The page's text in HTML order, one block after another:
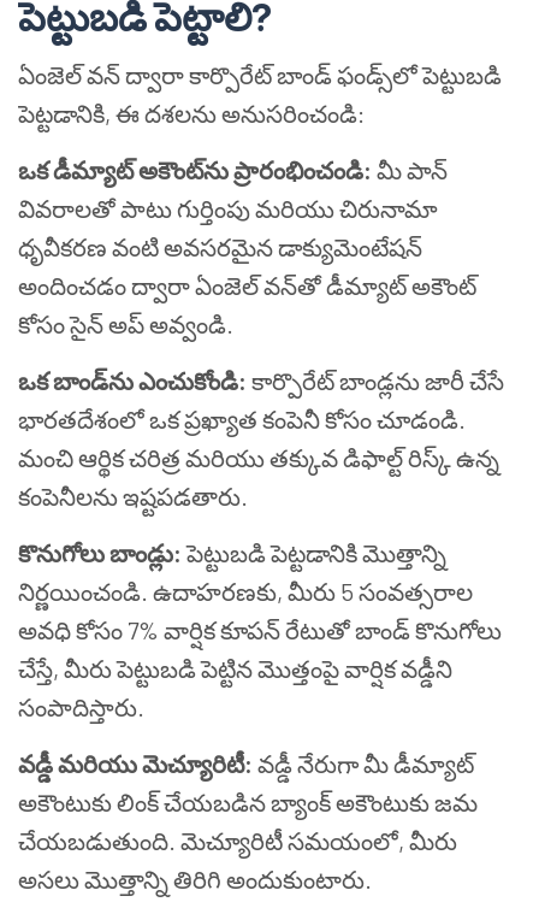
పెట్టుబడి పెట్టాలి?
ఏంజెల్ వన్ ద్వారా కార్పొరేట్ బాండ్ ఫండ్స్‌లో పెట్టుబడి
పెట్టడానికి, ఈ దశలను అనుసరించండి:
ఒక డీమ్యాట్ అకౌంట్‌ను ప్రారంభించండి: మీ పాన్
వివరాలతో పాటు గుర్తింపు మరియు చిరునామా
ధృవీకరణ వంటి అవసరమైన డాక్యుమెంటేషన్
అందించడం ద్వారా ఏంజెల్ వన్‌తో డీమ్యాట్ అకౌంట్
కోసం సైన్ అప్ అవ్వండి.
ఒక బాండ్‌ను ఎంచుకోండి: కార్పొరేట్ బాండ్లను జారీ చేసే
భారతదేశంలో ఒక ప్రఖ్యాత కంపెనీ కోసం చూడండి.
మంచి ఆర్థిక చరిత్ర మరియు తక్కువ డిఫాల్ట్ రిస్క్ ఉన్న
కంపెనీలను ఇష్టపడతారు.
కొనుగోలు బాండ్లు:పెట్టుబడి పెట్టడానికి మొత్తాన్ని
నిర్ణయించండి. ఉదాహరణకు, మీరు 5 సంవత్సరాల
అవధి కోసం 7% వార్షిక కూపన్ రేటుతో బాండ్ కొనుగోలు
చేస్తే, మీరు పెట్టుబడి పెట్టిన మొత్తంపై వార్షిక వడ్డీని
సంపాదిస్తారు.
వడ్డీ మరియు మెచ్యూరిటీ: వడ్డీ నేరుగా మీ డీమ్యాట్
అకౌంటుకు లింక్ చేయబడిన బ్యాంక్ అకౌంటుకు జమ
చేయబడుతుంది. మెచ్యూరిటీ సమయంలో, మీరు
అసలు మొత్తాన్ని తిరిగి అందుకుంటారు.